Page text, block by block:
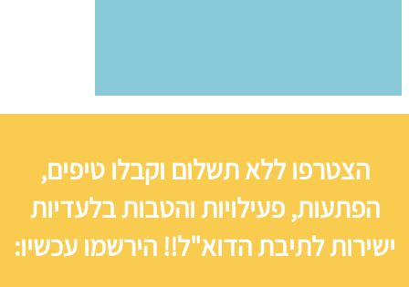
הצטרפו ללא תשלום וקבלו טיפים,
הפתעות, פעילויות והטבות בלעדיות
ישירות לתיבת הדוא"ל!! הירשמו עכשיו: